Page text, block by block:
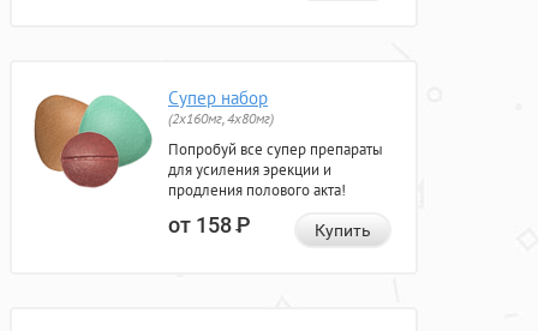
Супер набор
(2х160мг, 4х80мг)
Попробуй все супер препараты
для усиления эрекции и
продления полового акта!
от 158Р Купить